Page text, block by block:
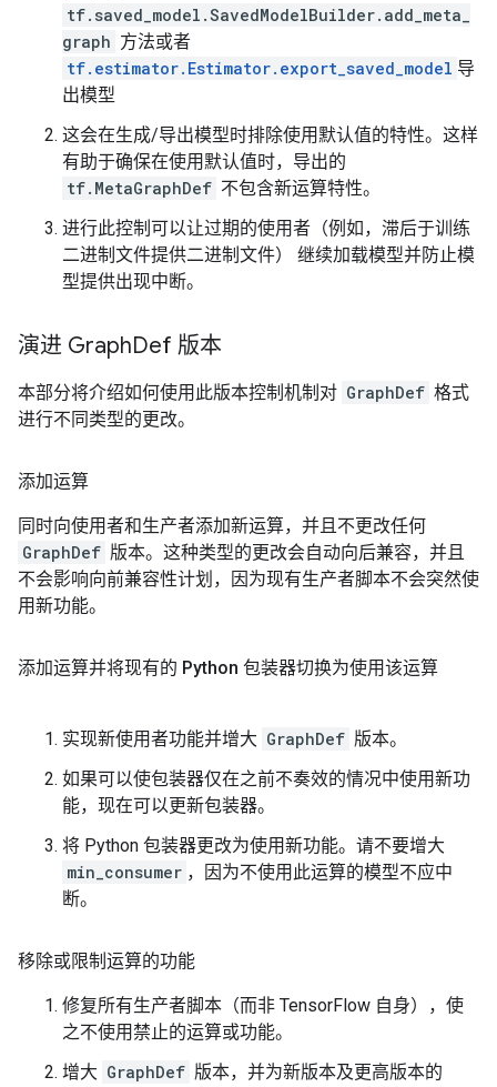
tf.saved_model.SavedModelBuilder.add_meta_
graph 方法或者
tf.estimator.Estimator.export_saved_model 导
出模型
这会在生成/导出模型时排除使用默认值的特性。这样
有助于确保在使用默认值时，导出的
tf.MetaGraphDef 不包含新运算特性。
进行此控制可以让过期的使用者（例如，滞后于训练
二进制文件提供二进制文件） 继续加载模型并防止模
型提供出现中断。
演进 GraphDef 版本
本部分将介绍如何使用此版本控制机制对 GraphDef 格式
进行不同类型的更改。
添加运算
同时向使用者和生产者添加新运算，并且不更改任何
GraphDef 版本。这种类型的更改会自动向后兼容，并且
不会影响向前兼容性计划，因为现有生产者脚本不会突然使
用新功能。
添加运算并将现有的 Python 包装器切换为使用该运算
实现新使用者功能并增大 GraphDef 版本。
如果可以使包装器仅在之前不奏效的情况中使用新功
能，现在可以更新包装器。
将 Python 包装器更改为使用新功能。请不要增大
min_consumer ，因为不使用此运算的模型不应中
断。
移除或限制运算的功能
修复所有生产者脚本（而非 TensorFlow 自身），使
之不使用禁止的运算或功能。
增大 GraphDef 版本，并为新版本及更高版本的